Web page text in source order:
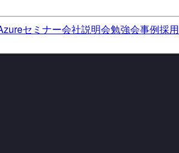
セミナー会社説明会勉強会事例採用